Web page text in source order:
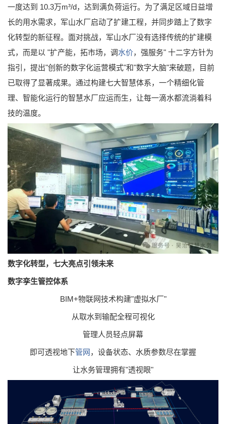
一度达到 10.3万m³/d，达到满负荷运行。为了满足区域日益增
长的用水需求，军山水厂启动了扩建工程，并同步踏上了数字
化转型的新征程。面对挑战，军山水厂没有选择传统的扩建模
式，而是以 "扩产能，拓市场，调水价，强服务" 十二字方针为
指引，提出"创新的数字化运营模式"和"数字大脑"来破题，目前
已取得了显著成果。通过构建七大智慧体系，一个精细化管
理、智能化运行的智慧水厂应运而生，让每一滴水都流淌着科
技的温度。
数字化转型，七大亮点引领未来
数字孪生管控体系
BIM+物联网技术构建"虚拟水厂"
从取水到输配全程可视化
管理人员轻点屏幕
即可透视地下管网 ，设备状态、水质参数尽在掌握
让水务管理拥有"透视眼"